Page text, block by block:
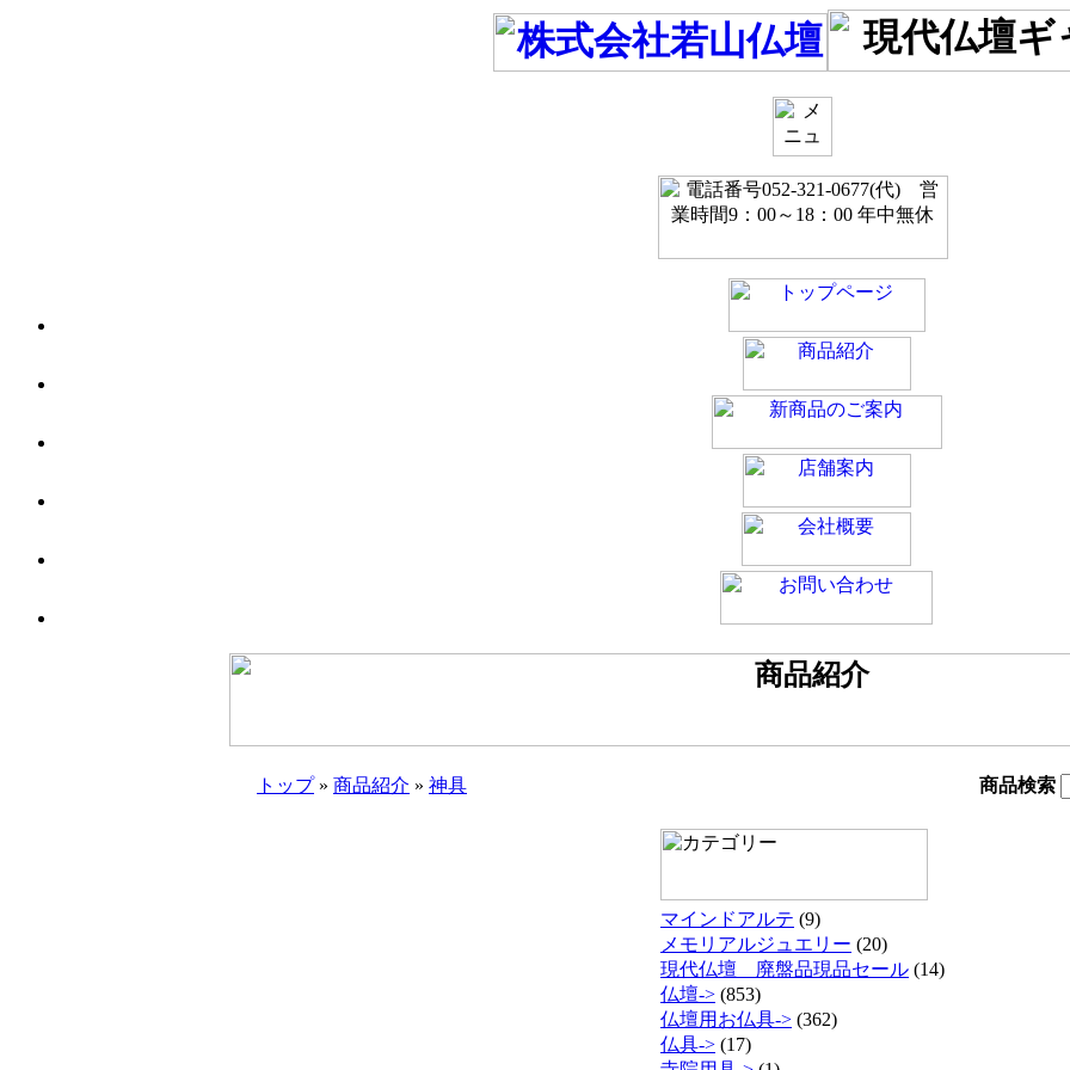
トップ» 商品紹介 » 神具 商品検索
マインドアルテ (9)
メモリアルジュエリー (20)
現代仏壇 廃盤品現品セール (14)
仏壇-> (853)
仏壇用お仏具-> (362)
仏具-> (17)